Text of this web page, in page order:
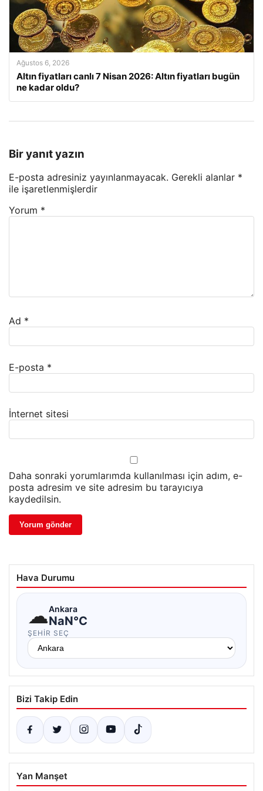
Ağustos 6, 2026
Altın fiyatları canlı 7 Nisan 2026: Altın fiyatları bugün
ne kadar oldu?
Bir yanıt yazın
E-posta adresiniz yayınlanmayacak. Gerekli alanlar *
ile işaretlenmişlerdir
Yorum *
Ad *
E-posta *
İnternet sitesi
Daha sonraki yorumlarımda kullanılması için adım, e-
posta adresim ve site adresim bu tarayıcıya
kaydedilsin.
Hava Durumu
☁Ankara
NaN°C
ŞEHIR SEÇ
Bizi Takip Edin
Yan Manşet